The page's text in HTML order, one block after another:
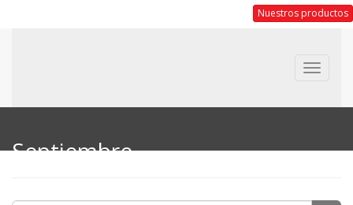
Nuestros productos
Toggle
Septiembre